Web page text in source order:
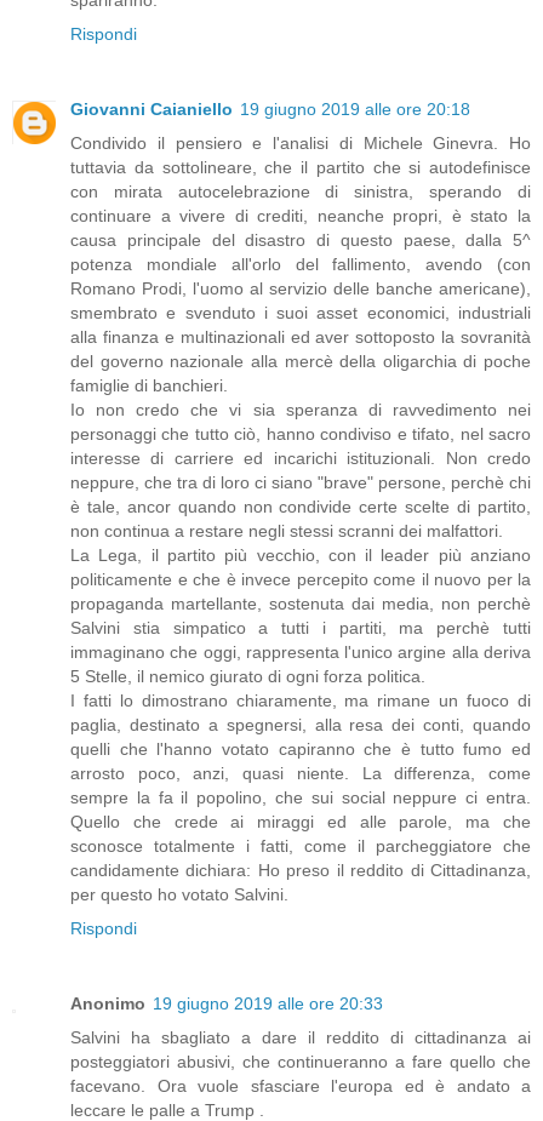
Rispondi
Giovanni Caianiello 19 giugno 2019 alle ore 20:18
Condivido il pensiero e l'analisi di Michele Ginevra. Ho
tuttavia da sottolineare, che il partito che si autodefinisce
con mirata autocelebrazione di sinistra, sperando di
continuare a vivere di crediti, neanche propri, è stato la
causa principale del disastro di questo paese, dalla 5^
potenza mondiale all'orlo del fallimento, avendo (con
Romano Prodi, l'uomo al servizio delle banche americane),
smembrato e svenduto i suoi asset economici, industriali
alla finanza e multinazionali ed aver sottoposto la sovranità
del governo nazionale alla mercè della oligarchia di poche
famiglie di banchieri.
Io non credo che vi sia speranza di ravvedimento nei
personaggi che tutto ciò, hanno condiviso e tifato, nel sacro
interesse di carriere ed incarichi istituzionali. Non credo
neppure, che tra di loro ci siano "brave" persone, perchè chi
è tale, ancor quando non condivide certe scelte di partito,
non continua a restare negli stessi scranni dei malfattori.
La Lega, il partito più vecchio, con il leader più anziano
politicamente e che è invece percepito come il nuovo per la
propaganda martellante, sostenuta dai media, non perchè
Salvini stia simpatico a tutti i partiti, ma perchè tutti
immaginano che oggi, rappresenta l'unico argine alla deriva
5 Stelle, il nemico giurato di ogni forza politica.
I fatti lo dimostrano chiaramente, ma rimane un fuoco di
paglia, destinato a spegnersi, alla resa dei conti, quando
quelli che l'hanno votato capiranno che è tutto fumo ed
arrosto poco, anzi, quasi niente. La differenza, come
sempre la fa il popolino, che sui social neppure ci entra.
Quello che crede ai miraggi ed alle parole, ma che
sconosce totalmente i fatti, come il parcheggiatore che
candidamente dichiara: Ho preso il reddito di Cittadinanza,
per questo ho votato Salvini.
Rispondi
Anonimo 19 giugno 2019 alle ore 20:33
Salvini ha sbagliato a dare il reddito di cittadinanza ai
posteggiatori abusivi, che continueranno a fare quello che
facevano. Ora vuole sfasciare l'europa ed è andato a
leccare le palle a Trump .